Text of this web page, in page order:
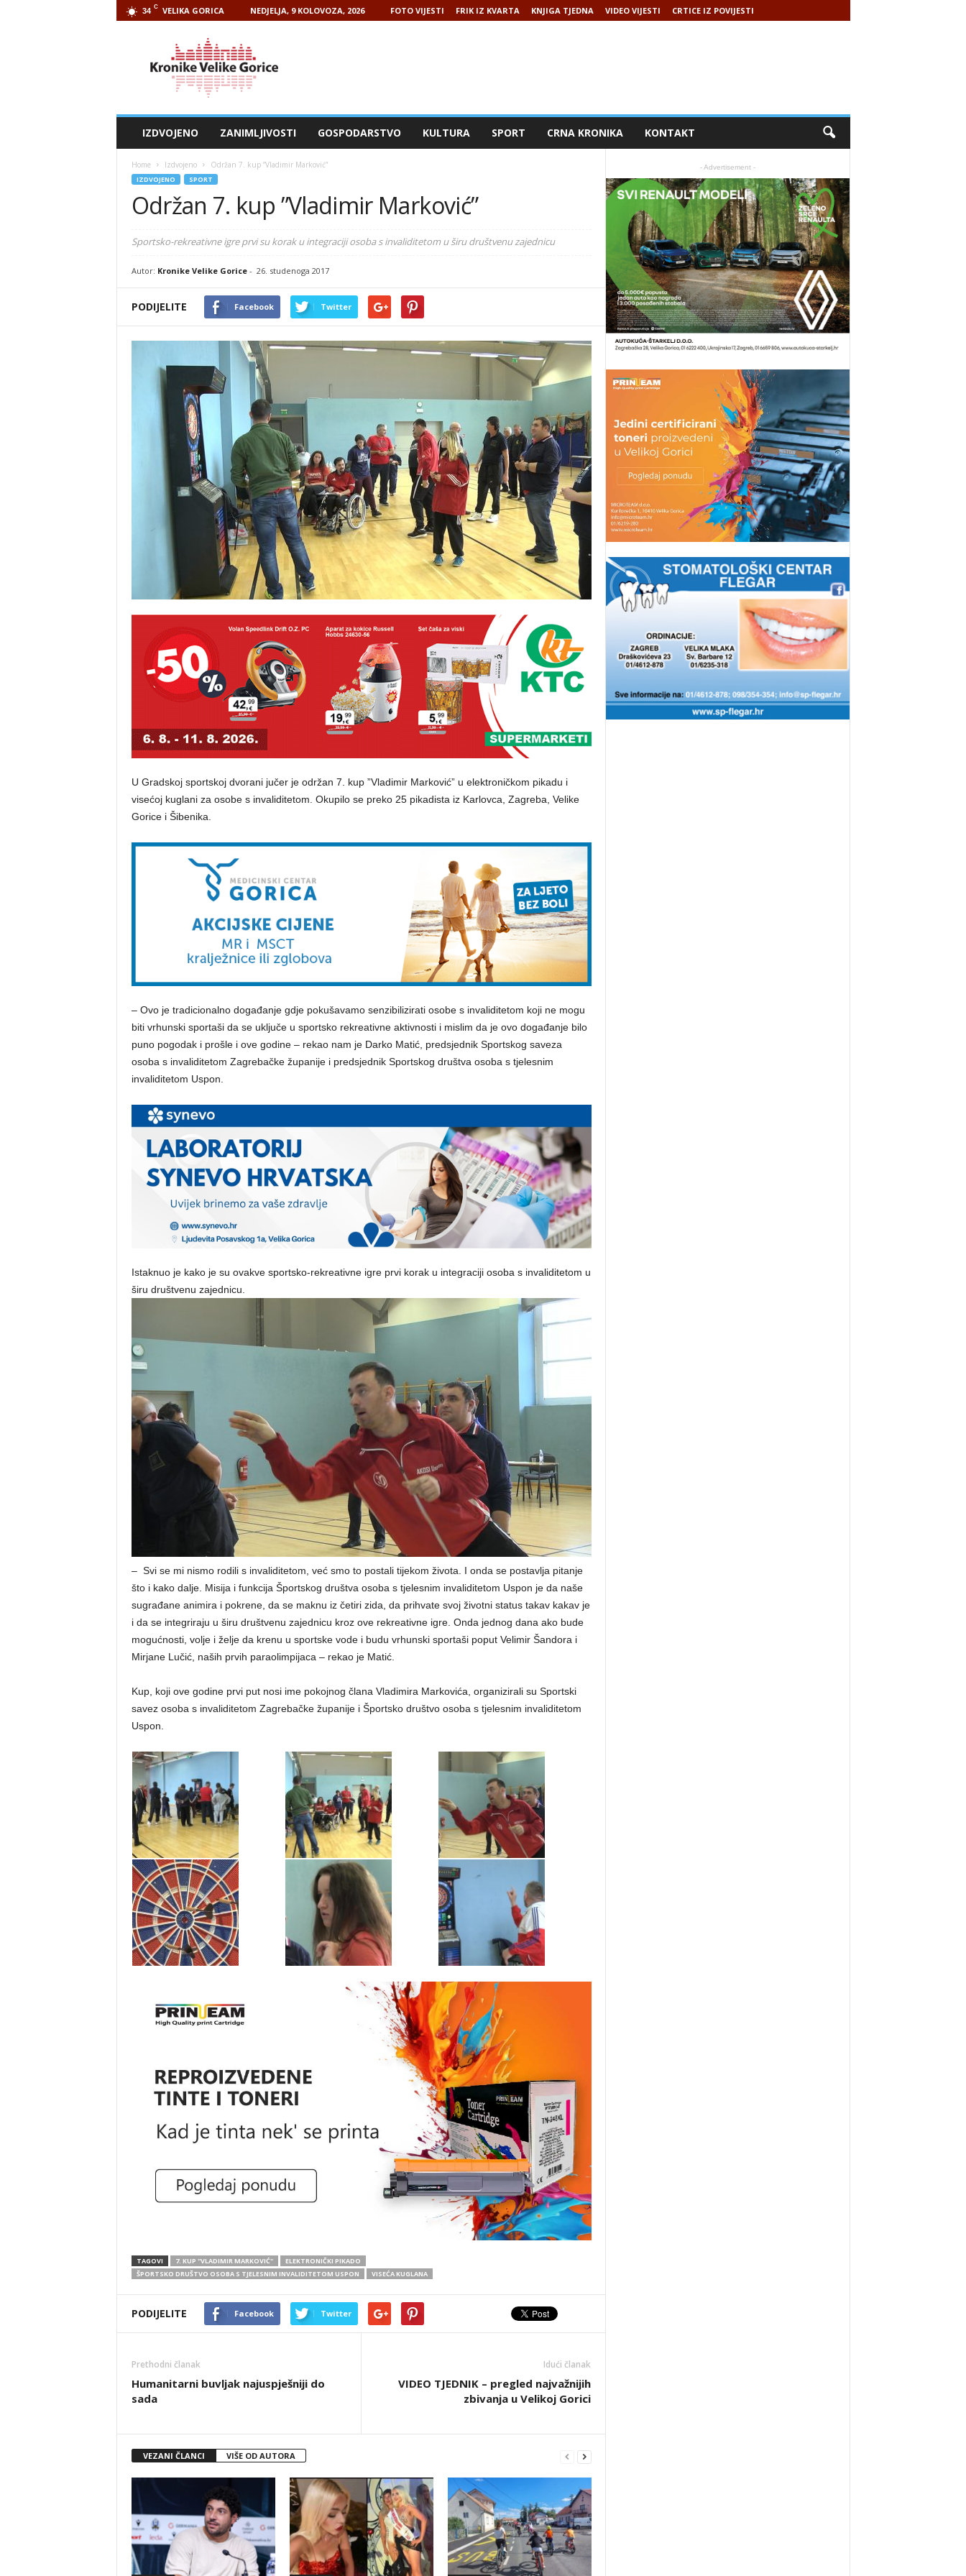
34 C VELIKA GORICA NEDJELJA, 9 KOLOVOZA, 2026 FOTO VIJESTI FRIK IZ KVARTA KNJIGA TJEDNA VIDEO VIJESTI CRTICE IZ POVIJESTI
IZDVOJENO ZANIMLJIVOSTI GOSPODARSTVO KULTURA SPORT CRNA KRONIKA KONTAKT
Home Izdvojeno Održan 7. kup ”Vladimir Marković”
IZDVOJENO SPORT
Održan 7. kup ”Vladimir Marković”
Sportsko-rekreativne igre prvi su korak u integraciji osoba s invaliditetom u širu društvenu zajednicu
Autor: Kronike Velike Gorice- 26. studenoga 2017
PODIJELITE Facebook Twitter
U Gradskoj sportskoj dvorani jučer je održan 7. kup ”Vladimir Marković” u elektroničkom pikadu i
visećoj kuglani za osobe s invaliditetom. Okupilo se preko 25 pikadista iz Karlovca, Zagreba, Velike
Gorice i Šibenika.
– Ovo je tradicionalno događanje gdje pokušavamo senzibilizirati osobe s invaliditetom koji ne mogu
biti vrhunski sportaši da se uključe u sportsko rekreativne aktivnosti i mislim da je ovo događanje bilo
puno pogodak i prošle i ove godine – rekao nam je Darko Matić, predsjednik Sportskog saveza
osoba s invaliditetom Zagrebačke županije i predsjednik Sportskog društva osoba s tjelesnim
invaliditetom Uspon.
Istaknuo je kako je su ovakve sportsko-rekreativne igre prvi korak u integraciji osoba s invaliditetom u
širu društvenu zajednicu.
– Svi se mi nismo rodili s invaliditetom, već smo to postali tijekom života. I onda se postavlja pitanje
što i kako dalje. Misija i funkcija Športskog društva osoba s tjelesnim invaliditetom Uspon je da naše
sugrađane animira i pokrene, da se maknu iz četiri zida, da prihvate svoj životni status takav kakav je
i da se integriraju u širu društvenu zajednicu kroz ove rekreativne igre. Onda jednog dana ako bude
mogućnosti, volje i želje da krenu u sportske vode i budu vrhunski sportaši poput Velimir Šandora i
Mirjane Lučić, naših prvih paraolimpijaca – rekao je Matić.
Kup, koji ove godine prvi put nosi ime pokojnog člana Vladimira Markovića, organizirali su Sportski
savez osoba s invaliditetom Zagrebačke županije i Športsko društvo osoba s tjelesnim invaliditetom
Uspon.
TAGOVI 7. KUP ''VLADIMIR MARKOVIĆ''
ELEKTRONIČKI PIKADO
ŠPORTSKO DRUŠTVO OSOBA S TJELESNIM INVALIDITETOM USPON
VISEĆA KUGLANA
PODIJELITE Facebook Twitter
Prethodni članak
Humanitarni buvljak najuspješniji do
sada
Idući članak
VIDEO TJEDNIK – pregled najvažnijih
zbivanja u Velikoj Gorici
VEZANI ČLANCI VIŠE OD AUTORA
- Advertisement -